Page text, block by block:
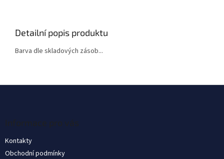
Detailní popis produktu
Barva dle skladových zásob...
Informace pro vás
Kontakty
Obchodní podmínky